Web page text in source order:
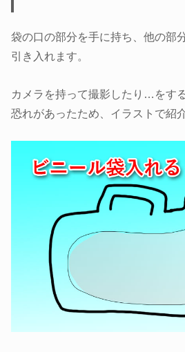
袋の口の部分を手に持ち、他の部
引き入れます。
カメラを持って撮影したり…をす
恐れがあったため、イラストで紹